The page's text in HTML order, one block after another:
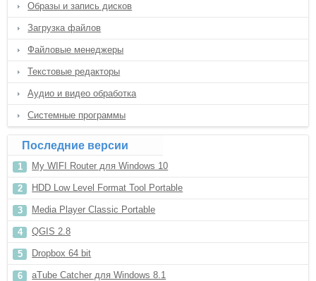
Образы и запись дисков
Загрузка файлов
Файловые менеджеры
Текстовые редакторы
Аудио и видео обработка
Системные программы
Последние версии
My WIFI Router для Windows 10
HDD Low Level Format Tool Portable
Media Player Classic Portable
QGIS 2.8
Dropbox 64 bit
aTube Catcher для Windows 8.1